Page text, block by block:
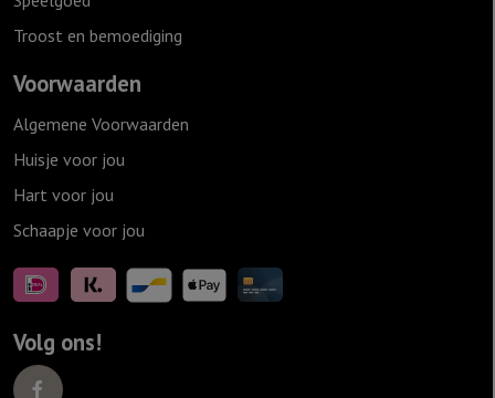
Troost en bemoediging
Voorwaarden
Algemene Voorwaarden
Huisje voor jou
Hart voor jou
Schaapje voor jou
Volg ons!